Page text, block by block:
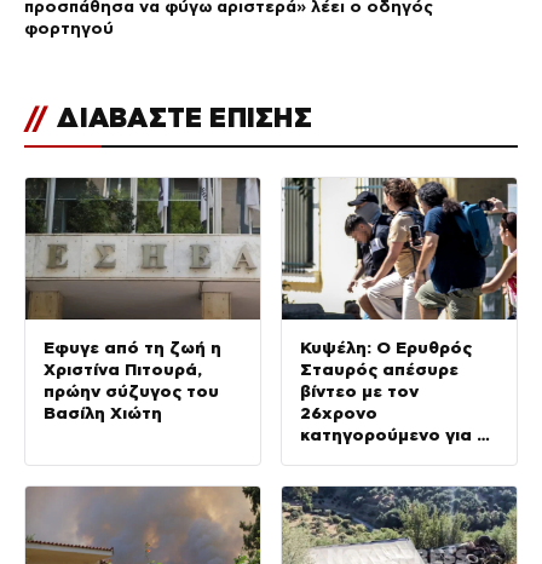
προσπάθησα να φύγω αριστερά» λέει ο οδηγός
φορτηγού
// ΔΙΑΒΑΣΤΕ ΕΠΙΣΗΣ
Έφυγε από τη ζωή η
Χριστίνα Πιτουρά,
πρώην σύζυγος του
Βασίλη Χιώτη
Κυψέλη: Ο Ερυθρός
Σταυρός απέσυρε
βίντεο με τον
26χρονο
κατηγορούμενο για τη